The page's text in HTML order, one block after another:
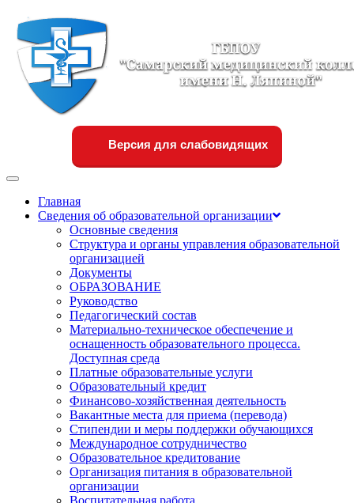
Версия для слабовидящих
Переключить
навигацииГлавная
Сведения об образовательной организации
Основные сведения
Структура и органы управления образовательной
организацией
Документы
ОБРАЗОВАНИЕ
Руководство
Педагогический состав
Материально-техническое обеспечение и
оснащенность образовательного процесса.
Доступная среда
Платные образовательные услуги
Образовательный кредит
Финансово-хозяйственная деятельность
Вакантные места для приема (перевода)
Стипендии и меры поддержки обучающихся
Международное сотрудничество
Образовательное кредитование
Организация питания в образовательной
организации
Воспитательная работа